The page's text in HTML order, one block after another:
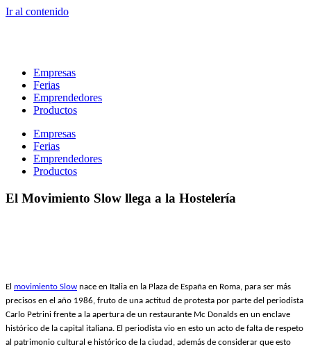
Ir al contenido
Empresas
Ferias
Emprendedores
Productos
Empresas
Ferias
Emprendedores
Productos
El Movimiento Slow llega a la Hostelería
El movimiento Slow nace en Italia en la Plaza de España en Roma, para ser más
precisos en el año 1986, fruto de una actitud de protesta por parte del periodista
Carlo Petrini frente a la apertura de un restaurante Mc Donalds en un enclave
histórico de la capital italiana. El periodista vio en esto un acto de falta de respeto
al patrimonio cultural e histórico de la ciudad, además de considerar que esto